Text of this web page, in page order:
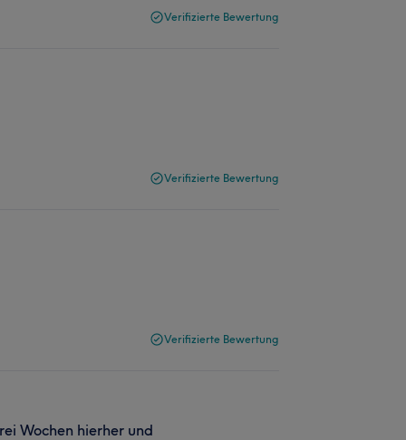
Verifizierte Bewertung
Verifizierte Bewertung
Verifizierte Bewertung
Wochen hierher und